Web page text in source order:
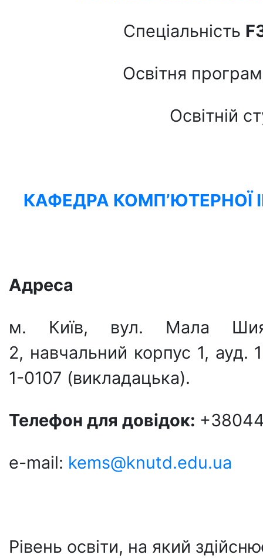
Спеціальність
Освітня
Освітній
КАФЕДРА КОМП’ЮТЕРНОЇ
Адреса
м. Київ, вул. Мала
2, навчальний корпус 1, ауд.
1-0107 (викладацька).
Телефон для довідок:
e-mail: kems@knutd.edu.ua
Рівень освіти, на який